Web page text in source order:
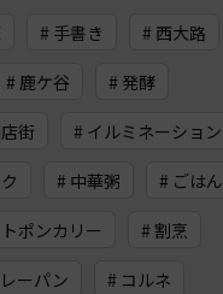
# 手書き # 西大路
# 鹿ケ谷 # 発酵
街 # イルミネーション
# 中華粥 # ごはん
ポンカリー # 割烹
ーパン # コルネ